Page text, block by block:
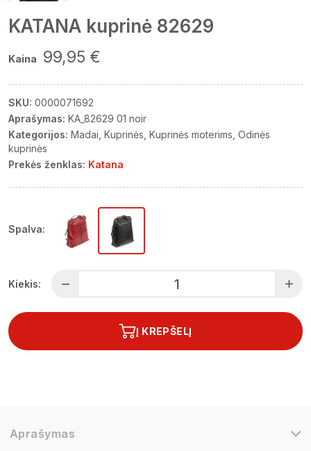
KATANA kuprinė 82629
Kaina 99,95 €
SKU: 0000071692
Aprašymas: KA_82629 01 noir
Kategorijos: Madai Kuprinės Kuprinės moterims Odinės
kuprinės
Prekės ženklas: Katana
Spalva:
Kiekis:
Į KREPŠELĮ
Aprašymas